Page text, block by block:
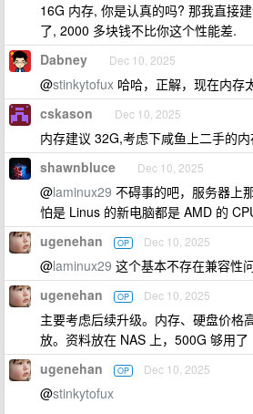
16G 内存, 你是认真的吗? 那我直接
了, 2000 多块钱不比你这个性能差.
Dabney Dec 10, 2025
@stinkytofux 哈哈，正解，现在内
cskason Dec 10, 2025
内存建议 32G,考虑下咸鱼上二手的
shawnbluce Dec 10, 2025
@laminux29 不碍事的吧，服务器上
怕是 Linus 的新电脑都是 AMD 的
ugenehan OP Dec 10, 2025
@laminux29 这个基本不存在兼容性问
ugenehan OP Dec 10, 2025
主要考虑后续升级。内存、硬盘价格
放。资料放在 NAS 上，500G 够用了
ugenehan OP Dec 10, 2025
@stinkytofux